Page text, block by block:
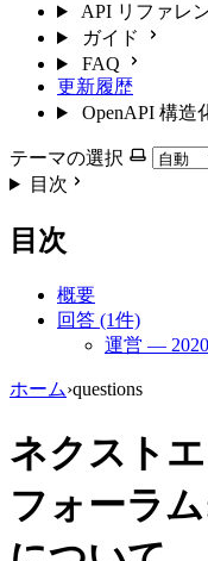
API リファレ
ガイド
FAQ
更新履歴
OpenAPI 構造
テーマの選択
目次
目次
概要
回答 (1件)
運営 —
ホーム›questions
ネクスト
フォーラ